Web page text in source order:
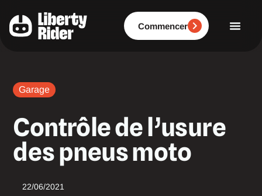
contenu
Commencer
Garage
Contrôle de l’usure
des pneus moto
22/06/2021